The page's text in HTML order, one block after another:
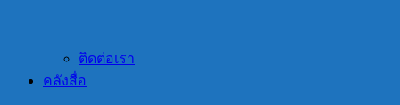
ติดต่อเรา
คลังสื่อ